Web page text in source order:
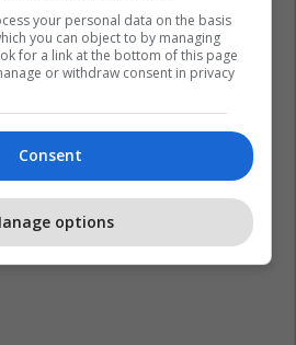
your personal data on the basis
you can object to by managing
for a link at the bottom of this page
or withdraw consent in privacy
Consent
options